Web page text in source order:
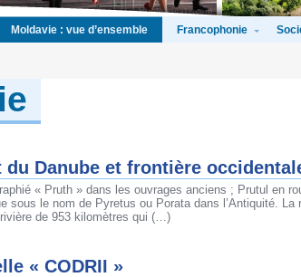
Moldavie : vue d’ensemble Francophonie
Danube et frontière
« Pruth » dans les ouvrages anciens ; Prutul en
sous le nom de Pyretus ou Porata dans l’Antiquité. La
rivière de 953 kilomètres qui (…)
« CODRII »